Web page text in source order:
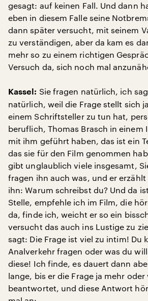
gesagt: auf keinen Fall. Und dann
eben in diesem Falle seine
dann später versucht, mit seinem
zu verständigen, aber da kam es
mehr so zu einem richtigen
Versuch da, sich noch mal
Kassel: Sie fragen natürlich, ich
natürlich, weil die Frage stellt sich
einem Schriftsteller zu tun hat,
beruflich, Thomas Brasch in einem
mit ihm geführt haben, das ist ein
das sie für den Film genommen
gibt unglaublich viele insgesamt,
fragen ihn auch was, und er erzählt
ihn: Warum schreibst du? Und da
Stelle, empfehle ich im Film, die
da, finde ich, weicht er so ein
versucht das auch ins Lustige zu
sagt: Die Frage ist viel zu intim! Du
Analverkehr fragen oder was du
diese! Ich finde, es dauert dann
lange, bis er die Frage ja mehr
beantwortet, und diese Antwort